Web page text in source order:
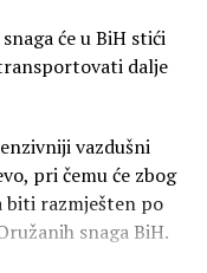
će u BiH stići
dalje
vazdušni
pri čemu će zbog
biti razmješten po
snaga BiH.